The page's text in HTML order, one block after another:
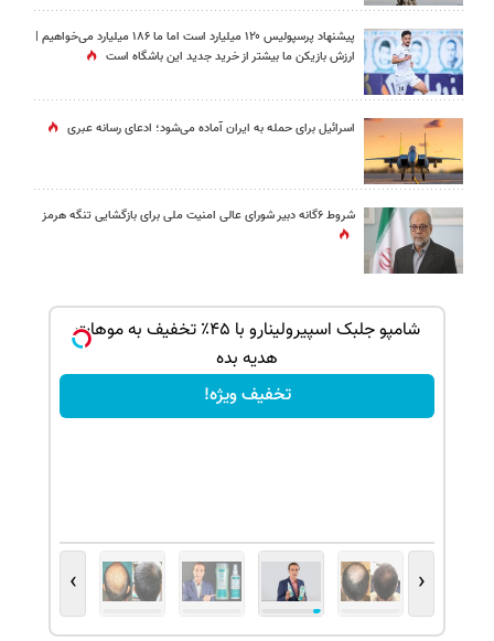
پیشنهاد پرسپولیس ۱۲۰ میلیارد است اما ما ۱۸۶ میلیارد می‌خواهیم |
ارزش بازیکن ما بیشتر از خرید جدید این باشگاه است
اسرائیل برای حمله به ایران آماده می‌شود؛ ادعای رسانه عبری
شروط ۶گانه دبیر شورای عالی امنیت ملی برای بازگشایی تنگه هرمز
شامپو جلبک اسپیرولینارو با ۴۵٪ تخفیف به موهات
هدیه بده
تخفیف ویژه!
‹
›